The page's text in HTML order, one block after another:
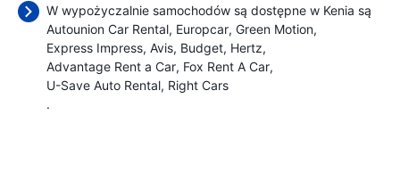
W wypożyczalnie samochodów są dostępne w Kenia są
Autounion Car Rental Europcar Green Motion
Express Impress Avis Budget Hertz
Advantage Rent a Car Fox Rent A Car
U-Save Auto Rental Right Cars
.